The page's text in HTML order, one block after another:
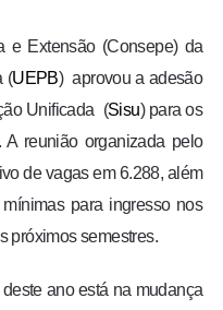
e Extensão (Consepe) da
(UEPB) aprovou a adesão
Unificada (Sisu) para os
A reunião organizada pelo
de vagas em 6.288, além
para ingresso nos
próximos semestres.
ano está na mudança